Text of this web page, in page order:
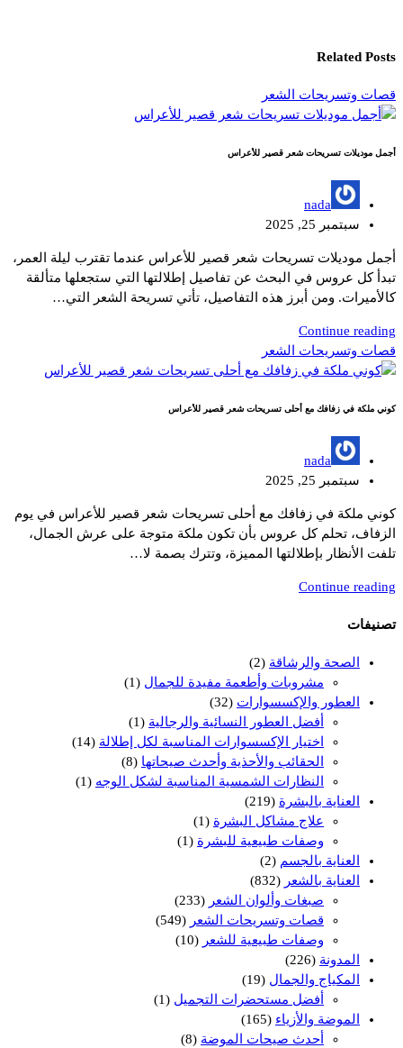
Related Posts
قصات وتسريحات الشعر
أجمل موديلات تسريحات شعر قصير للأعراس
nada
سبتمبر 25, 2025
أجمل موديلات تسريحات شعر قصير للأعراس عندما تقترب ليلة العمر،
تبدأ كل عروس في البحث عن تفاصيل إطلالتها التي ستجعلها متألقة
كالأميرات. ومن أبرز هذه التفاصيل، تأتي تسريحة الشعر التي…
Continue reading
قصات وتسريحات الشعر
كوني ملكة في زفافك مع أحلى تسريحات شعر قصير للأعراس
nada
سبتمبر 25, 2025
كوني ملكة في زفافك مع أحلى تسريحات شعر قصير للأعراس في يوم
الزفاف، تحلم كل عروس بأن تكون ملكة متوجة على عرش الجمال،
تلفت الأنظار بإطلالتها المميزة، وتترك بصمة لا…
Continue reading
تصنيفات
الصحة والرشاقة (2)
مشروبات وأطعمة مفيدة للجمال (1)
العطور والإكسسوارات (32)
أفضل العطور النسائية والرجالية (1)
اختيار الإكسسوارات المناسبة لكل إطلالة (14)
الحقائب والأحذية وأحدث صيحاتها (8)
النظارات الشمسية المناسبة لشكل الوجه (1)
العناية بالبشرة (219)
علاج مشاكل البشرة (1)
وصفات طبيعية للبشرة (1)
العناية بالجسم (2)
العناية بالشعر (832)
صبغات وألوان الشعر (233)
قصات وتسريحات الشعر (549)
وصفات طبيعية للشعر (10)
المدونة (226)
المكياج والجمال (19)
أفضل مستحضرات التجميل (1)
الموضة والأزياء (165)
أحدث صيحات الموضة (8)